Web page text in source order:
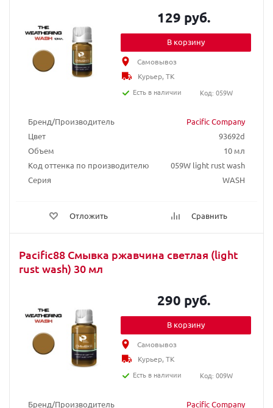
Бренд/Производитель
Pacific Company
Цвет
93692d
Объем
10 мл
Код оттенка по производителю
059W light rust wash
Серия
WASH
Отложить Сравнить
129 руб.
В корзину
Самовывоз
Курьер, ТК
Есть в наличии
Код: 059W
Pacific88 Смывка ржавчина светлая (light
rust wash) 30 мл
Бренд/Производитель Pacific Company
290 руб.
В корзину
Самовывоз
Курьер, ТК
Есть в наличии
Код: 009W